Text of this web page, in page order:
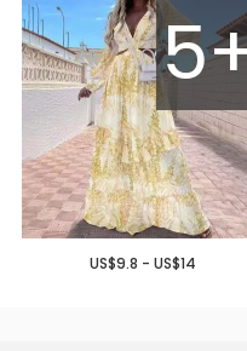
US$9.8 - US$14